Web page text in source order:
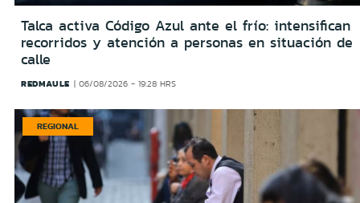
Talca activa Código Azul ante el frío: intensifican
recorridos y atención a personas en situación de
calle
REDMAULE 06/08/2026 - 19:28 HRS
REGIONAL